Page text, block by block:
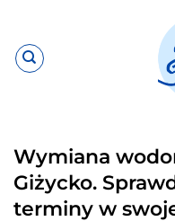
zawartości
Wymiana
Giżycko.
terminy w